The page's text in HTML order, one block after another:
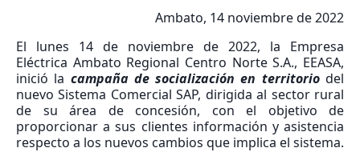
Ambato, 14 noviembre de 2022
El lunes 14 de noviembre de 2022, la Empresa
Eléctrica Ambato Regional Centro Norte S.A., EEASA,
inició la campaña de socialización en territoriodel
nuevo Sistema Comercial SAP, dirigida al sector rural
de su área de concesión, con el objetivo de
proporcionar a sus clientes información y asistencia
respecto a los nuevos cambios que implica el sistema.